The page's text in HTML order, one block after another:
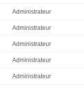
Administrateur
Administrateur
Administrateur
Administrateur
Administrateur